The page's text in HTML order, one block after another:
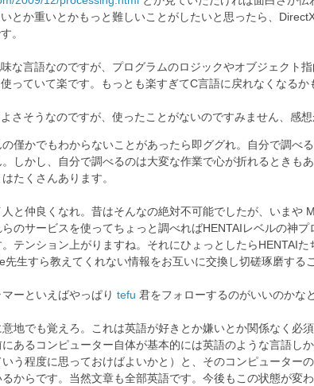
とか重いとかもっと難しいことがしたいと思ったら、
。
な言語なのですが、プログラムのロジックやオブジェクト
っていて楽です。もっとも楽すぎてC言語に戻れなくなるか
さそうなのですが、使ったことがないのですみません、感想
僅かでもわからないことがあったら即ググれ。自分で調べ
しかし、自分で調べるのは大変な作業で心が折れるときも
たくさんあります。
と仲良くなれ。昔はそんなの絶対不可能でしたが、いまや
のサービスを使ってちょっと調べればHENTAIレベルの神
テンション上がりますね。それにひょっとしたらHENTAI
先生すら教えてくれない情報をお互いに交換し切磋琢磨する
ーといえばやっぱり tefu 君をフォローするのがいいのかなと
地でも覚えろ。これは英語が好きとか嫌いとか関係なく必
あるコンピューター自体が基本的には英語のような言語し
う程度に思っておけばよいかと）と、そのコンピューター
からです。当然文章も全部英語です。今後もこの状態が変